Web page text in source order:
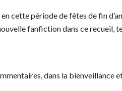
cette période de fêtes de fin
fanfiction dans ce recueil,
dans la bienveillance